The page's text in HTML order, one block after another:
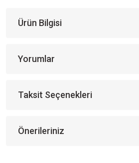
Ürün Bilgisi
Yorumlar
Taksit Seçenekleri
Önerileriniz